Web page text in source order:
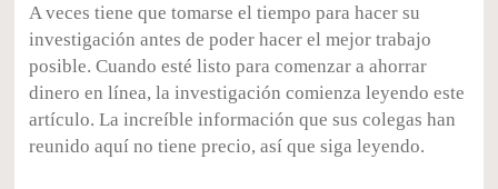
A veces tiene que tomarse el tiempo para hacer su
investigación antes de poder hacer el mejor trabajo
posible. Cuando esté listo para comenzar a ahorrar
dinero en línea, la investigación comienza leyendo este
artículo. La increíble información que sus colegas han
reunido aquí no tiene precio, así que siga leyendo.